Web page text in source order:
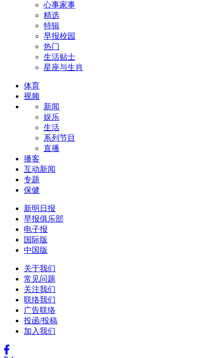
心事家事
精选
特辑
早报校园
热门
生活贴士
星座与生肖
体育
视频
新闻
娱乐
生活
系列节目
直播
播客
互动新闻
专题
保健
新明日报
早报俱乐部
电子报
国际版
中国版
关于我们
常见问题
关注我们
联络我们
广告联络
投函/投稿
加入我们